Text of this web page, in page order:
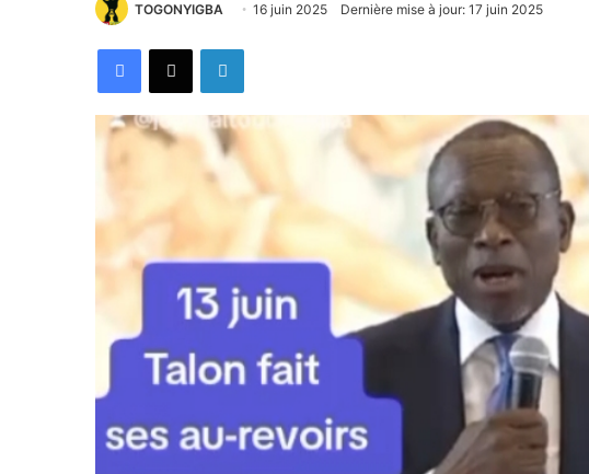
TOGONYIGBA 16 juin 2025 Dernière mise à jour: 17 juin 2025
FacebookX Linkedin